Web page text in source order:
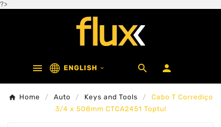
?>
 ENGLISH   
Home Auto Keys and Tools
Cabo T Corrediço
3/4 x 508mm CTCA2451 Toptul